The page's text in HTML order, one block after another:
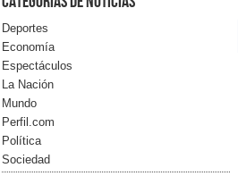
Deportes
Economía
Espectáculos
La Nación
Mundo
Perfil.com
Política
Sociedad